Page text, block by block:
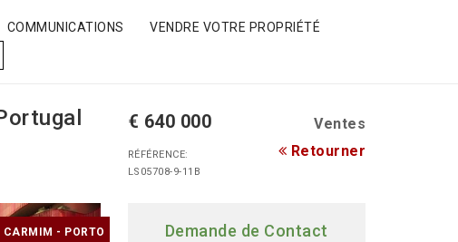
COMMUNICATIONS
VENDRE VOTRE PROPRIÉTÉ
€ 640 000 Ventes
RÉFÉRENCE:
LS05708-9-11B
Retourner
CARMIM - PORTO Demande de Contact